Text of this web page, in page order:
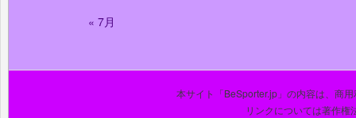
« 7月
本サイト「BeSporter.jp」の内容は、商
リンクについては著作権